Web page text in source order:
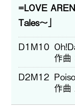
=LOVE
Tales～」
D1M10
作曲
D2M12
作曲